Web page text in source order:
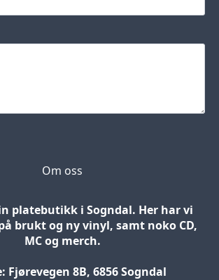
Om oss
platebutikk i Sogndal. Her har vi
brukt og ny vinyl, samt noko CD,
MC og merch.
Fjørevegen 8B, 6856 Sogndal